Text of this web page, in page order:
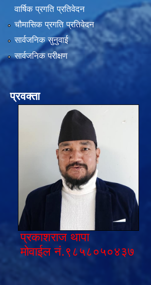
वार्षिक प्रगति प्रतिवेदन
चौमासिक प्रगति प्रतिवेदन
सार्वजनिक सुनुवाई
सार्वजनिक परीक्षण
प्रवक्ता
प्रकाशराज थापा
मोवाईल नं.९८५८०५०४३७